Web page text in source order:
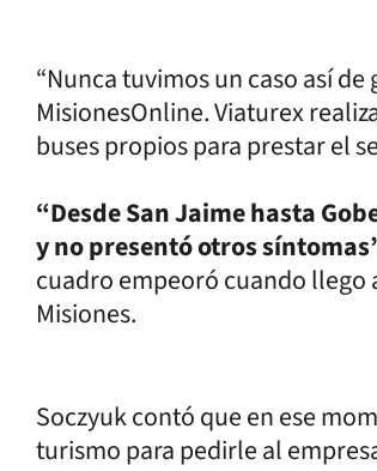
“Nunca tuvimos un caso así
MisionesOnline. Viaturex
buses propios para prestar el
“Desde San Jaime hasta
y no presentó otros
cuadro empeoró cuando llego
Misiones.
Soczyuk contó que en ese
turismo para pedirle al